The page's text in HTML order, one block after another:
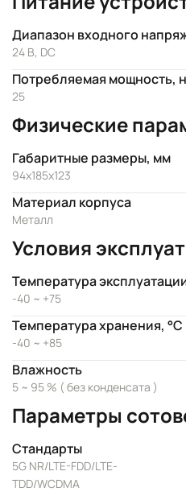
Диапазон входного
24 B, DC
Потребляемая мощность,
25
Физические
Габаритные размеры, мм
94х185х123
Материал корпуса
Металл
Условия
Температура
-40 ~ +75
Температура хранения, °C
-40 ~ +85
Влажность
5 ~ 95 % ( без конденсата )
Параметры
Стандарты
5G NR/LTE-FDD/LTE-
TDD/WCDMA